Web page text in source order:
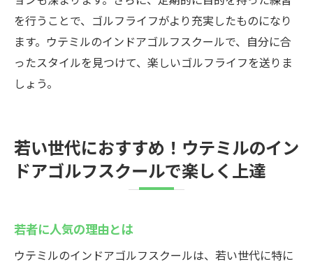
を行うことで、ゴルフライフがより充実したものになり
ます。ウテミルのインドアゴルフスクールで、自分に合
ったスタイルを見つけて、楽しいゴルフライフを送りま
しょう。
若い世代におすすめ！ウテミルのイン
ドアゴルフスクールで楽しく上達
若者に人気の理由とは
ウテミルのインドアゴルフスクールは、若い世代に特に